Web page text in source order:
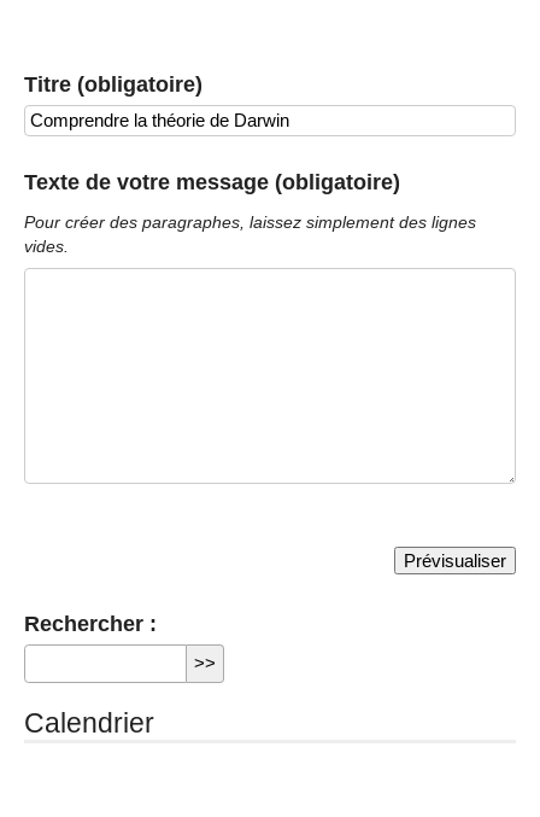
Titre (obligatoire)
Texte de votre message (obligatoire)
Pour créer des paragraphes, laissez simplement des lignes
vides.
Rechercher :
Calendrier